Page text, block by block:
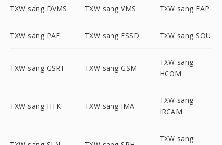
TXW sang DVMS TXW sang VMS TXW sang FAP
TXW sang PAF TXW sang FSSD TXW sang SOU
TXW sang GSRT TXW sang GSM
TXW sang
HCOM
TXW sang HTK TXW sang IMA
TXW sang
IRCAM
TXW sang